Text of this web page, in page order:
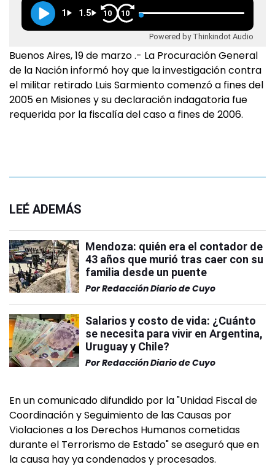
1 1.5 10 10
Powered by Thinkindot Audio
Buenos Aires, 19 de marzo .- La Procuración General
de la Nación informó hoy que la investigación contra
el militar retirado Luis Sarmiento comenzó a fines del
2005 en Misiones y su declaración indagatoria fue
requerida por la fiscalía del caso a fines de 2006.
LEÉ ADEMÁS
Mendoza: quién era el contador de
43 años que murió tras caer con su
familia desde un puente
PorRedacción Diario de Cuyo
Salarios y costo de vida: ¿Cuánto
se necesita para vivir en Argentina,
Uruguay y Chile?
PorRedacción Diario de Cuyo
En un comunicado difundido por la "Unidad Fiscal de
Coordinación y Seguimiento de las Causas por
Violaciones a los Derechos Humanos cometidas
durante el Terrorismo de Estado" se aseguró que en
la causa hay ya condenados y procesados.